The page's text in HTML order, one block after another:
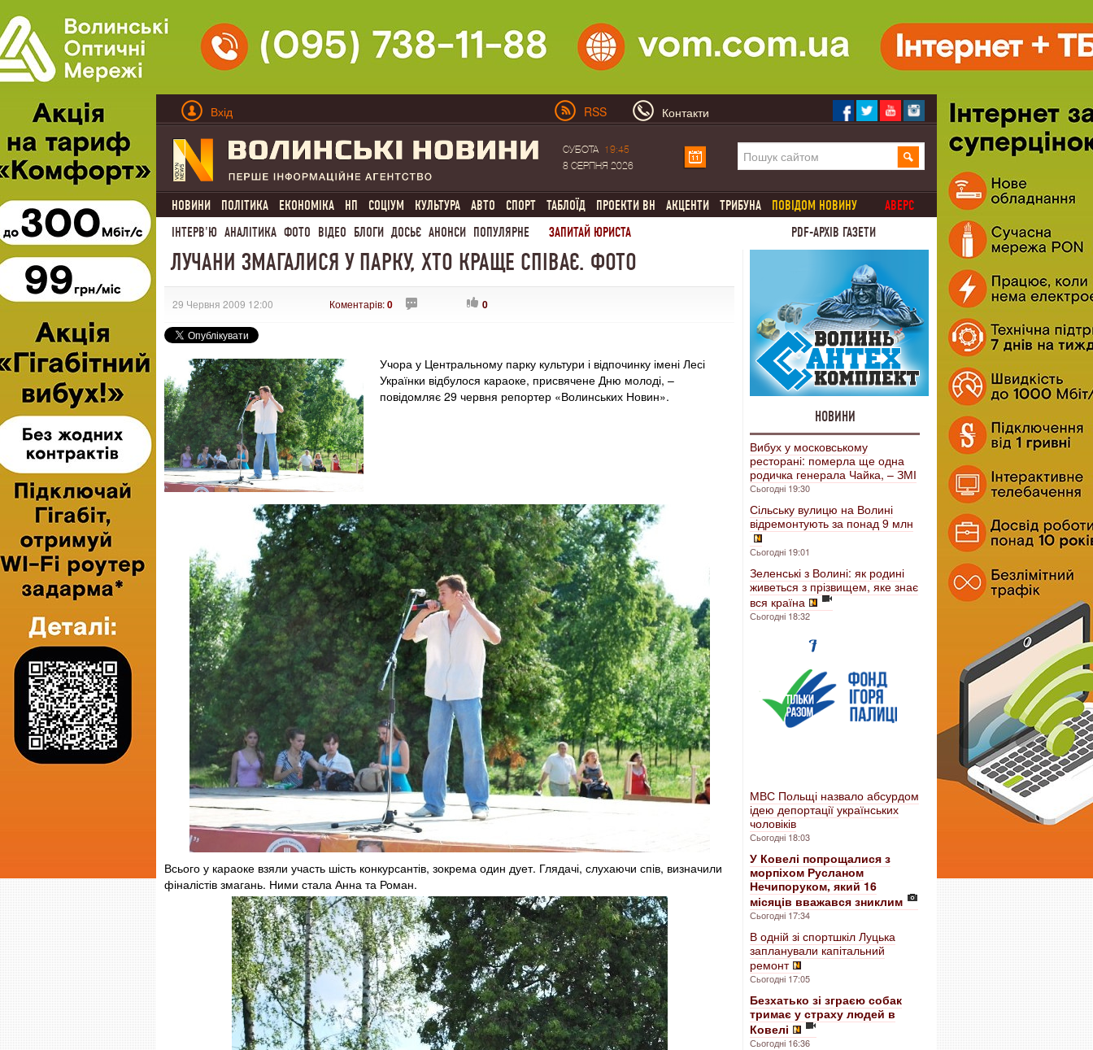
Вхід RSS Контакти
СУБОТА
19:45
8 СЕРПНЯ 2026
НОВИНИ ПОЛІТИКА ЕКОНОМІКА НП СОЦІУМ КУЛЬТУРА АВТО СПОРТ ТАБЛОЇД ПРОЕКТИ ВН АКЦЕНТИ ТРИБУНА ПОВІДОМ НОВИНУ
АВЕРС
ІНТЕРВ'Ю АНАЛІТИКА ФОТО ВІДЕО БЛОГИ ДОСЬЄ АНОНСИ ПОПУЛЯРНЕ ЗАПИТАЙ ЮРИСТА PDF-АРХІВ ГАЗЕТИ
ЛУЧАНИ ЗМАГАЛИСЯ У ПАРКУ, ХТО КРАЩЕ СПІВАЄ. ФОТО
29 Червня 2009 12:00 Коментарів:0 0
Учора у Центральному парку культури і відпочинку імені Лесі
Українки відбулося караоке, присвячене Дню молоді, –
повідомляє 29 червня репортер «Волинських Новин».
Всього у караоке взяли участь шість конкурсантів, зокрема один дует. Глядачі, слухаючи спів, визначили
фіналістів змагань. Ними стала Анна та Роман.
НОВИНИ
Вибух у московському
ресторані: померла ще одна
родичка генерала Чайка, – ЗМІ
Сьогодні 19:30
Сільську вулицю на Волині
відремонтують за понад 9 млн
Сьогодні 19:01
Зеленські з Волині: як родині
живеться з прізвищем, яке знає
вся країна
Сьогодні 18:32
МВС Польщі назвало абсурдом
ідею депортації українських
чоловіків
Сьогодні 18:03
У Ковелі попрощалися з
морпіхом Русланом
Нечипоруком, який 16
місяців вважався зниклим
Сьогодні 17:34
В одній зі спортшкіл Луцька
запланували капітальний
ремонт
Сьогодні 17:05
Безхатько зі зграєю собак
тримає у страху людей в
Ковелі
Сьогодні 16:36